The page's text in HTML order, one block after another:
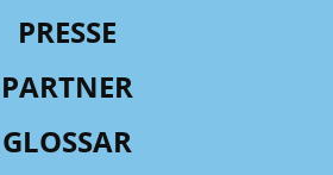
PRESSE
PARTNER
GLOSSAR